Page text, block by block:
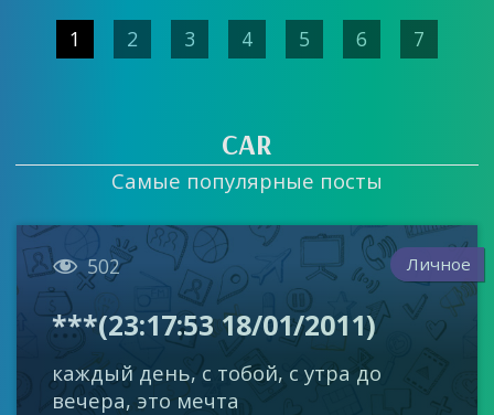
1 2 3 4 5 6 7
CAR
Самые популярные посты
 502 Личное
***(23:17:53 18/01/2011)
каждый день, с тобой, с утра до
вечера, это мечта